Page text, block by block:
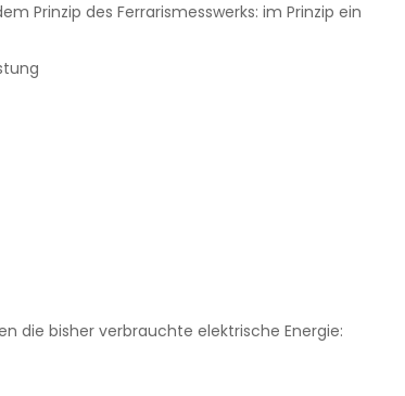
Prinzip des Ferrarismesswerks: im Prinzip ein
die bisher verbrauchte elektrische Energie: